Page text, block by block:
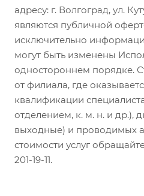
адресу: г. Волгоград, ул.
являются публичной
исключительно
могут быть изменены
одностороннем порядке.
от филиала, где
квалификации
отделением, к. м. н. и др.),
выходные) и проводимых
стоимости услуг
201-19-11.